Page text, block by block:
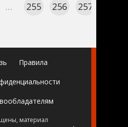
… 255 256 257
Правила
материал